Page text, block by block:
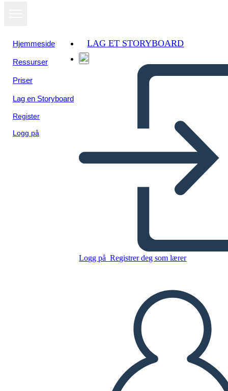
Hjemmeside
Ressurser
Priser
Lag en Storyboard
Register
Logg på
LAG ET STORYBOARD
Logg på Registrer deg som lærer
SPILLE AV LYSBILDEFREMVISNING
LES FOR MEG